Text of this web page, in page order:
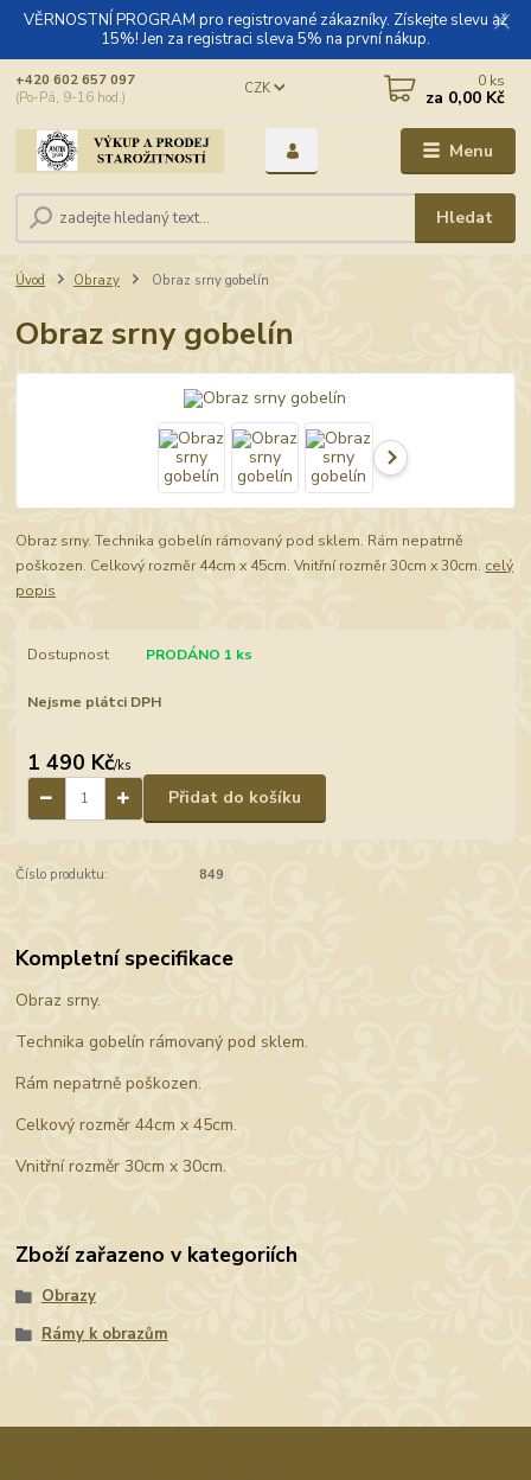
VĚRNOSTNÍ PROGRAM pro registrované zákazníky. Získejte slevu až
15%! Jen za registraci sleva 5% na první nákup.
Menu
CZK
Hledat
+420 602 657 097
(Po-Pá, 9-16 hod.)
0 ks
za 0,00 Kč
Úvod Obrazy Obraz srny gobelín
Obraz srny gobelín
Obraz srny. Technika gobelín rámovaný pod sklem. Rám nepatrně
poškozen. Celkový rozměr 44cm x 45cm. Vnitřní rozměr 30cm x 30cm. celý
popis
Dostupnost PRODÁNO 1 ks
Nejsme plátci DPH
1 490 Kč/ks
Přidat do košíku
Číslo produktu: 849
Kompletní specifikace
Obraz srny.
Technika gobelín rámovaný pod sklem.
Rám nepatrně poškozen.
Celkový rozměr 44cm x 45cm.
Vnitřní rozměr 30cm x 30cm.
Zboží zařazeno v kategoriích
Obrazy
Rámy k obrazům